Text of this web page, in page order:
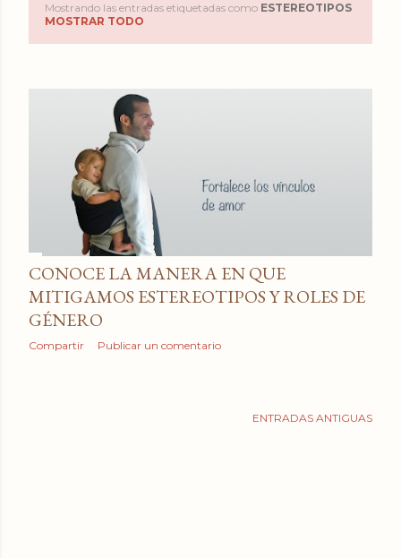
t
s
Mostrando las entradas etiquetadas como ESTEREOTIPOS
MOSTRAR TODO
CONOCE LA MANERA EN QUE
MITIGAMOS ESTEREOTIPOS Y ROLES DE
GÉNERO
Compartir Publicar un comentario
ENTRADAS ANTIGUAS